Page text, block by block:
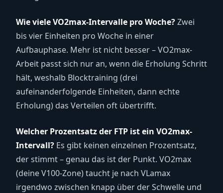
Wie viele VO2max-Intervalle pro Woche?Zwei
bis vier Einheiten pro Woche in einer
Aufbauphase. Mehr ist nicht besser – VO2max-
Arbeit passt sich nur an, wenn die Erholung Schritt
hält, weshalb Blocktraining (drei
aufeinanderfolgende Einheiten, dann echte
Erholung) das Verteilen oft übertrifft.
Welcher Prozentsatz der FTP ist ein VO2max-
Intervall? Es gibt keinen einzelnen Prozentsatz,
der stimmt – genau das ist der Punkt. VO2max
(deine V100-Zone) taucht je nach VLamax
irgendwo zwischen knapp über der Schwelle und